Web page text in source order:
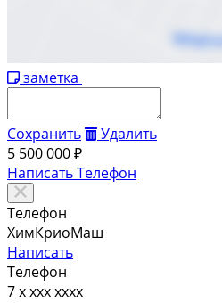
заметка
Сохранить
Удалить
5 500 000 ₽
НаписатьТелефон
Телефон
ХимКриоМаш
Написать
Телефон
7 x xxx xxxx